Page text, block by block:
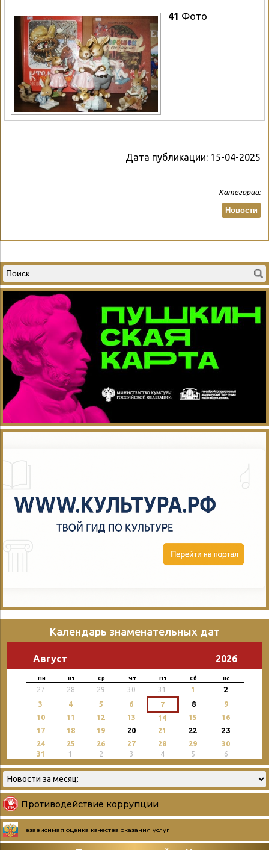
41 Фото
Дата публикации: 15-04-2025
Категории:
Новости
Календарь знаменательных дат
Август 2026
Пн Вт Ср Чт Пт Сб Вс
27 28 29 30 31 1 2
3 4 5 6 7 8
9
10
11 12 13 14 15
16
17
18 19 20 21 22 23
24 25 26 27 28 29
30
31
1 2 3 4 5 6
Противодействие коррупции
Независимая оценка качества оказания услуг